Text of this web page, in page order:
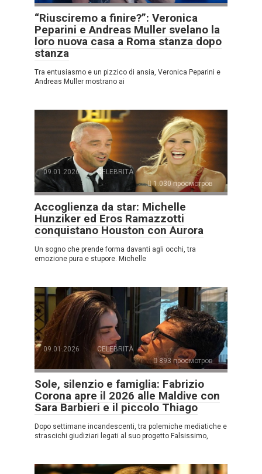
“Riusciremo a finire?”: Veronica
Peparini e Andreas Muller svelano la
loro nuova casa a Roma stanza dopo
stanza
Tra entusiasmo e un pizzico di ansia, Veronica Peparini e
Andreas Muller mostrano ai
09.01.2026
CELEBRITÀ
1.030 просмотров
Accoglienza da star: Michelle
Hunziker ed Eros Ramazzotti
conquistano Houston con Aurora
Un sogno che prende forma davanti agli occhi, tra
emozione pura e stupore. Michelle
09.01.2026
CELEBRITÀ
893 просмотров
Sole, silenzio e famiglia: Fabrizio
Corona apre il 2026 alle Maldive con
Sara Barbieri e il piccolo Thiago
Dopo settimane incandescenti, tra polemiche mediatiche e
strascichi giudiziari legati al suo progetto Falsissimo,